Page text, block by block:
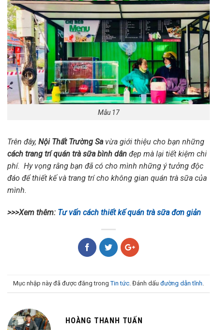
Mẫu 17
Trên đây, Nội Thất Trường Sa vừa giới thiệu cho bạn những
cách trang trí quán trà sữa bình dân đẹp mà lại tiết kiệm chi
phí. Hy vọng rằng bạn đã có cho mình những ý tưởng độc
đáo để thiết kế và trang trí cho không gian quán trà sữa của
mình.
>>>Xem thêm: Tư vấn cách thiết kế quán trà sữa đơn giản
Mục nhập này đã được đăng trongTin tức . Đánh dấu đường dẫn tĩnh
HOÀNG THANH TUẤN